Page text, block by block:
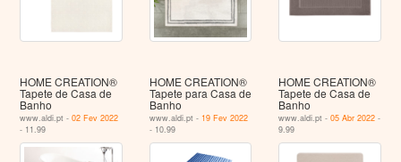
HOME CREATION®
Tapete de Casa de
Banho
www.aldi.pt -02 Fev 2022
- 11.99
HOME CREATION®
Tapete para Casa de
Banho
www.aldi.pt - 19 Fev 2022
- 10.99
HOME CREATION®
Tapete de Casa de
Banho
www.aldi.pt -05 Abr 2022 -
9.99